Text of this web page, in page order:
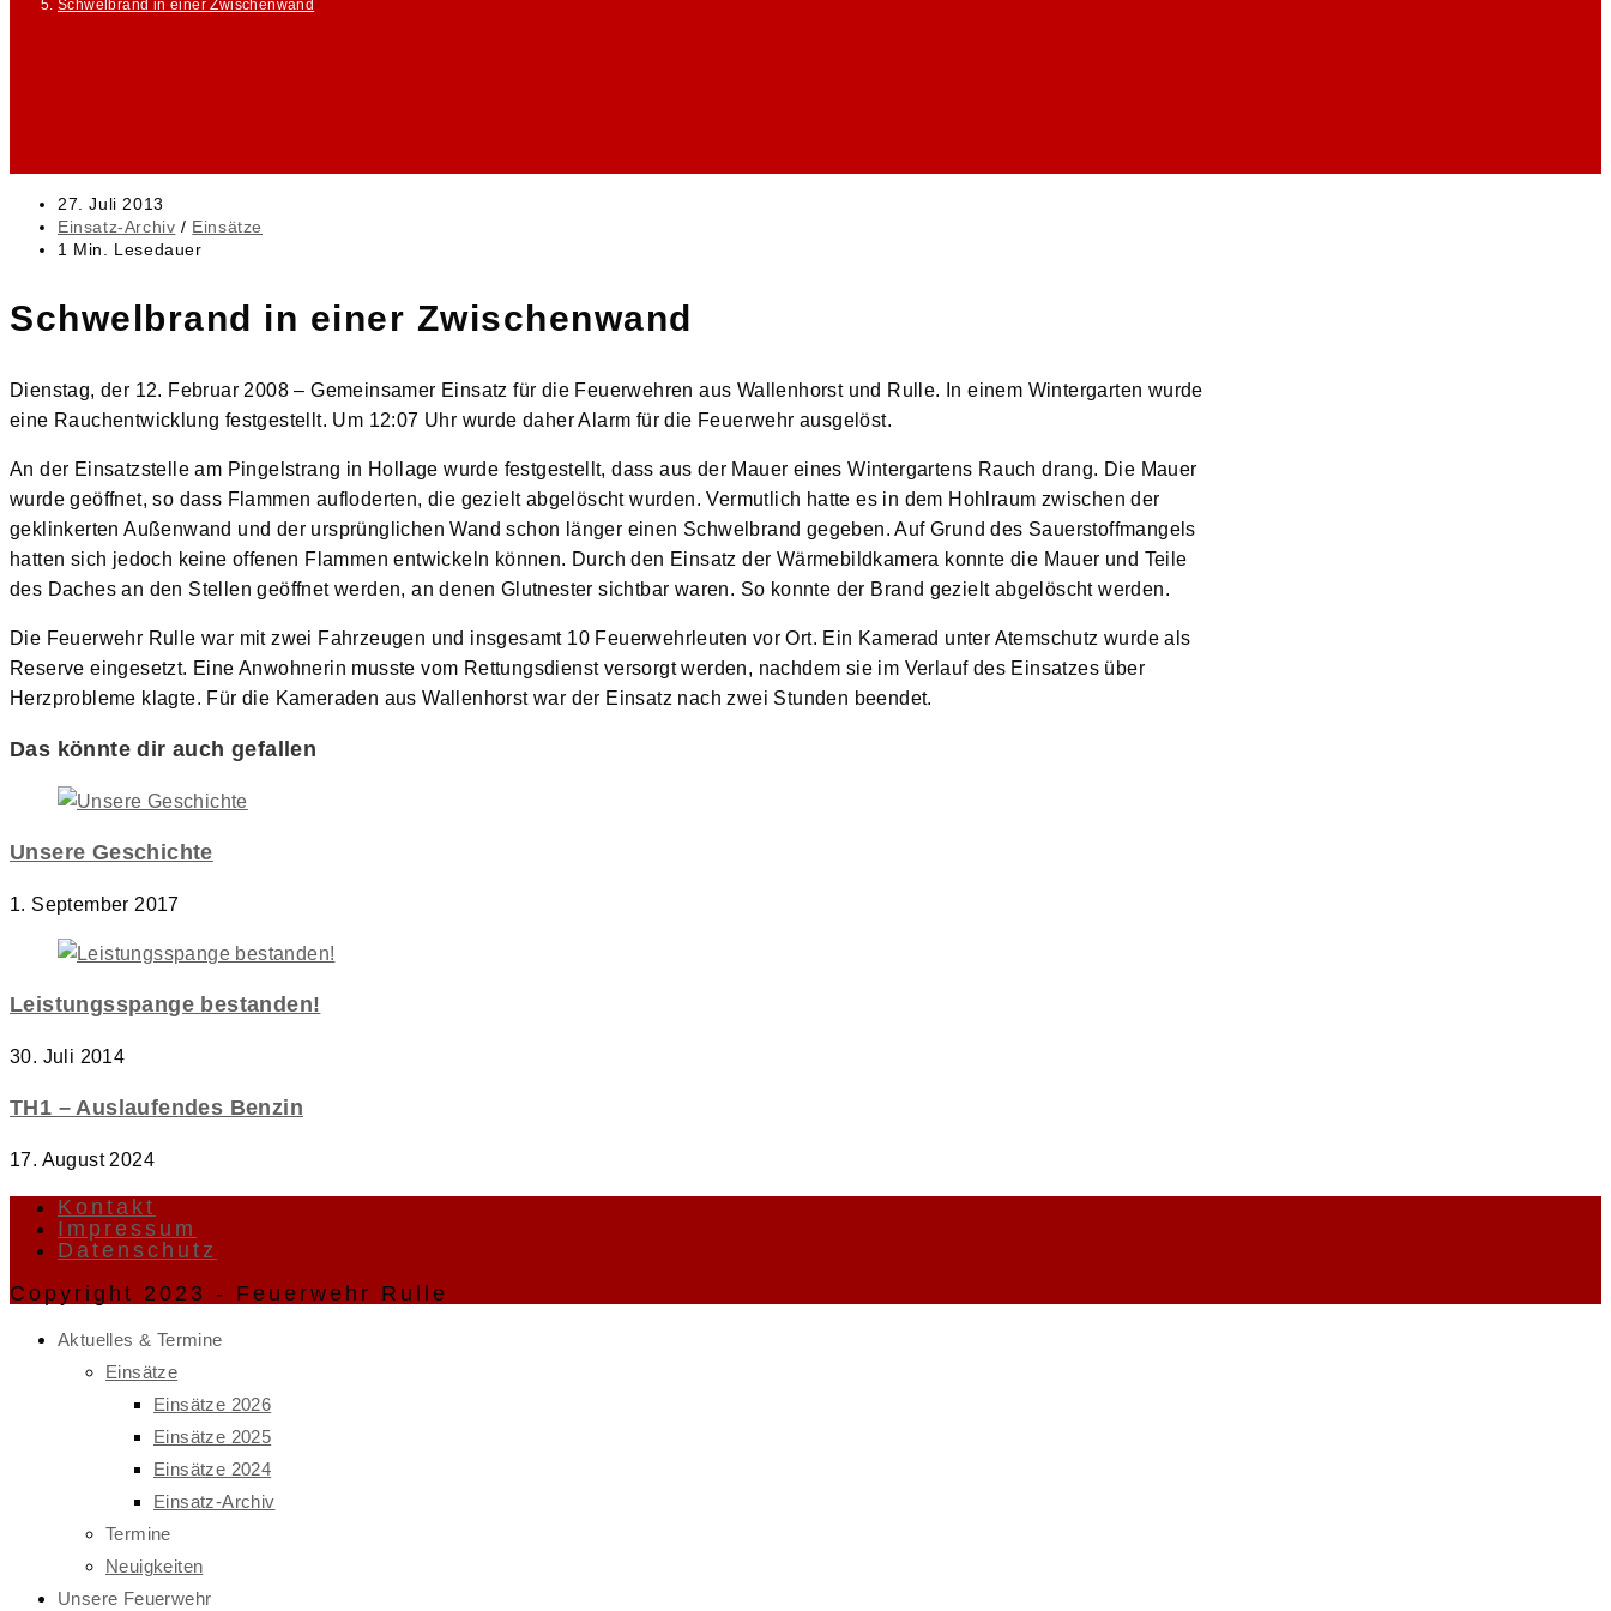
Schwelbrand in einer Zwischenwand
Beitrag
veröffentlicht:
27. Juli 2013
Beitrags-
Kategorie:
Einsatz-Archiv / Einsätze
Lesedauer:
1 Min. Lesedauer
Schwelbrand in einer Zwischenwand
Dienstag, der 12. Februar 2008 – Gemeinsamer Einsatz für die Feuerwehren aus Wallenhorst und Rulle. In einem Wintergarten wurde
eine Rauchentwicklung festgestellt. Um 12:07 Uhr wurde daher Alarm für die Feuerwehr ausgelöst.
An der Einsatzstelle am Pingelstrang in Hollage wurde festgestellt, dass aus der Mauer eines Wintergartens Rauch drang. Die Mauer
wurde geöffnet, so dass Flammen aufloderten, die gezielt abgelöscht wurden. Vermutlich hatte es in dem Hohlraum zwischen der
geklinkerten Außenwand und der ursprünglichen Wand schon länger einen Schwelbrand gegeben. Auf Grund des Sauerstoffmangels
hatten sich jedoch keine offenen Flammen entwickeln können. Durch den Einsatz der Wärmebildkamera konnte die Mauer und Teile
des Daches an den Stellen geöffnet werden, an denen Glutnester sichtbar waren. So konnte der Brand gezielt abgelöscht werden.
Die Feuerwehr Rulle war mit zwei Fahrzeugen und insgesamt 10 Feuerwehrleuten vor Ort. Ein Kamerad unter Atemschutz wurde als
Reserve eingesetzt. Eine Anwohnerin musste vom Rettungsdienst versorgt werden, nachdem sie im Verlauf des Einsatzes über
Herzprobleme klagte. Für die Kameraden aus Wallenhorst war der Einsatz nach zwei Stunden beendet.
Das könnte dir auch gefallen
Unsere Geschichte
1. September 2017
Leistungsspange bestanden!
30. Juli 2014
TH1 – Auslaufendes Benzin
17. August 2024
Kontakt
Impressum
Datenschutz
Copyright 2023 - Feuerwehr Rulle
Aktuelles & Termine
Einsätze
Einsätze 2026
Einsätze 2025
Einsätze 2024
Einsatz-Archiv
Termine
Neuigkeiten
Unsere Feuerwehr